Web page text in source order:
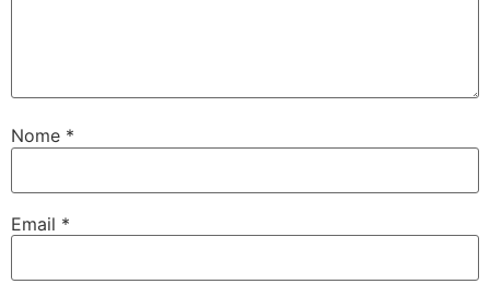
Nome *
Email *